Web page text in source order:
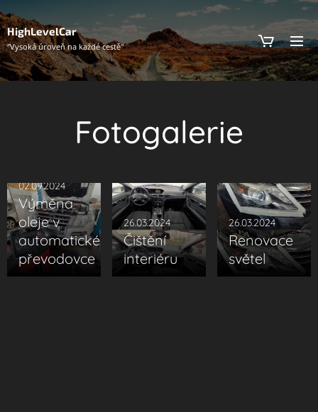
HighLevelCar
"Vysoká úroveň na každé cestě"
Fotogalerie
02.09.2024
Výměna
oleje v
automatické
převodovce
26.03.2024
Čištění
interiéru
26.03.2024
Renovace
světel